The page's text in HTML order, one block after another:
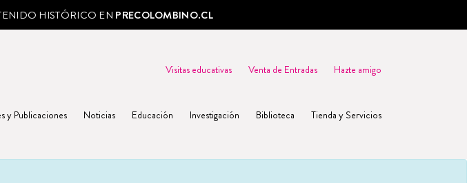
HISTÓRICO EN PRECOLOMBINO.CL
Visitas educativas Venta de Entradas Hazte amigo
y Publicaciones Noticias Educación Investigación Biblioteca Tienda y Servicios